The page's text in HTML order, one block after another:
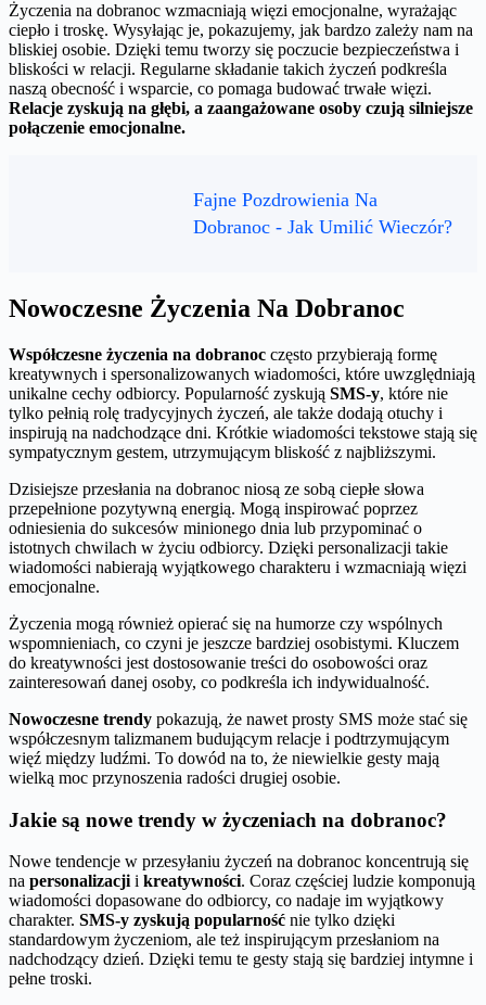
Życzenia na dobranoc wzmacniają więzi emocjonalne, wyrażając
ciepło i troskę. Wysyłając je, pokazujemy, jak bardzo zależy nam na
bliskiej osobie. Dzięki temu tworzy się poczucie bezpieczeństwa i
bliskości w relacji. Regularne składanie takich życzeń podkreśla
naszą obecność i wsparcie, co pomaga budować trwałe więzi.
Relacje zyskują na głębi, a zaangażowane osoby czują silniejsze
połączenie emocjonalne.
Fajne Pozdrowienia Na
Dobranoc - Jak Umilić Wieczór?
Nowoczesne Życzenia Na Dobranoc
Współczesne życzenia na dobranoc często przybierają formę
kreatywnych i spersonalizowanych wiadomości, które uwzględniają
unikalne cechy odbiorcy. Popularność zyskują SMS-y, które nie
tylko pełnią rolę tradycyjnych życzeń, ale także dodają otuchy i
inspirują na nadchodzące dni. Krótkie wiadomości tekstowe stają się
sympatycznym gestem, utrzymującym bliskość z najbliższymi.
Dzisiejsze przesłania na dobranoc niosą ze sobą ciepłe słowa
przepełnione pozytywną energią. Mogą inspirować poprzez
odniesienia do sukcesów minionego dnia lub przypominać o
istotnych chwilach w życiu odbiorcy. Dzięki personalizacji takie
wiadomości nabierają wyjątkowego charakteru i wzmacniają więzi
emocjonalne.
Życzenia mogą również opierać się na humorze czy wspólnych
wspomnieniach, co czyni je jeszcze bardziej osobistymi. Kluczem
do kreatywności jest dostosowanie treści do osobowości oraz
zainteresowań danej osoby, co podkreśla ich indywidualność.
Nowoczesne trendy pokazują, że nawet prosty SMS może stać się
współczesnym talizmanem budującym relacje i podtrzymującym
więź między ludźmi. To dowód na to, że niewielkie gesty mają
wielką moc przynoszenia radości drugiej osobie.
Jakie są nowe trendy w życzeniach na dobranoc?
Nowe tendencje w przesyłaniu życzeń na dobranoc koncentrują się
na personalizacji i kreatywności. Coraz częściej ludzie komponują
wiadomości dopasowane do odbiorcy, co nadaje im wyjątkowy
charakter. SMS-y zyskują popularność nie tylko dzięki
standardowym życzeniom, ale też inspirującym przesłaniom na
nadchodzący dzień. Dzięki temu te gesty stają się bardziej intymne i
pełne troski.